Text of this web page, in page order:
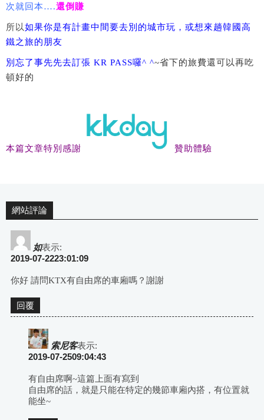
次就回本….還倒賺
所以如果你是有計畫中間要去別的城市玩，或想來趟韓國高
鐵之旅的朋友
別忘了事先先去訂張 KR PASS囉^ ^~省下的旅費還可以再吃
頓好的
本篇文章特別感謝 贊助體驗
網站評論
如表示:
2019-07-2223:01:09
你好 請問KTX有自由席的車廂嗎？謝謝
回覆
索尼客表示:
2019-07-2509:04:43
有自由席啊~這篇上面有寫到
自由席的話，就是只能在特定的幾節車廂內搭，有位置就
能坐~